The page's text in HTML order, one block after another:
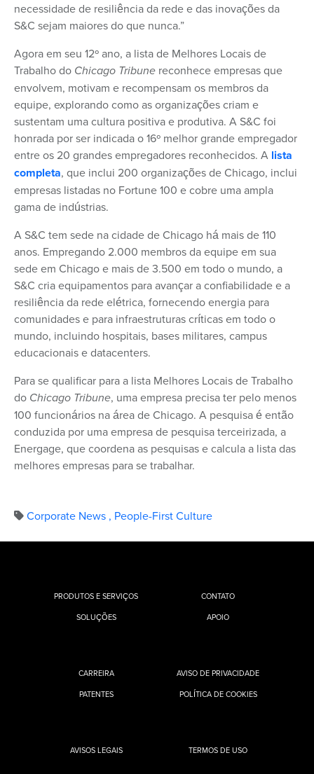
necessidade de resiliência da rede e das inovações da
S&C sejam maiores do que nunca.”
Agora em seu 12º ano, a lista de Melhores Locais de
Trabalho do Chicago Tribune reconhece empresas que
envolvem, motivam e recompensam os membros da
equipe, explorando como as organizações criam e
sustentam uma cultura positiva e produtiva. A S&C foi
honrada por ser indicada o 16º melhor grande empregador
entre os 20 grandes empregadores reconhecidos. A lista
completa, que inclui 200 organizações de Chicago, inclui
empresas listadas no Fortune 100 e cobre uma ampla
gama de indústrias.
A S&C tem sede na cidade de Chicago há mais de 110
anos. Empregando 2.000 membros da equipe em sua
sede em Chicago e mais de 3.500 em todo o mundo, a
S&C cria equipamentos para avançar a confiabilidade e a
resiliência da rede elétrica, fornecendo energia para
comunidades e para infraestruturas críticas em todo o
mundo, incluindo hospitais, bases militares, campus
educacionais e datacenters.
Para se qualificar para a lista Melhores Locais de Trabalho
do Chicago Tribune, uma empresa precisa ter pelo menos
100 funcionários na área de Chicago. A pesquisa é então
conduzida por uma empresa de pesquisa terceirizada, a
Energage, que coordena as pesquisas e calcula a lista das
melhores empresas para se trabalhar.
Corporate News , People-First Culture
PRODUTOS E SERVIÇOS
SOLUÇÕES
CONTATO
APOIO
CARREIRA
PATENTES
AVISO DE PRIVACIDADE
POLÍTICA DE COOKIES
AVISOS LEGAIS TERMOS DE USO